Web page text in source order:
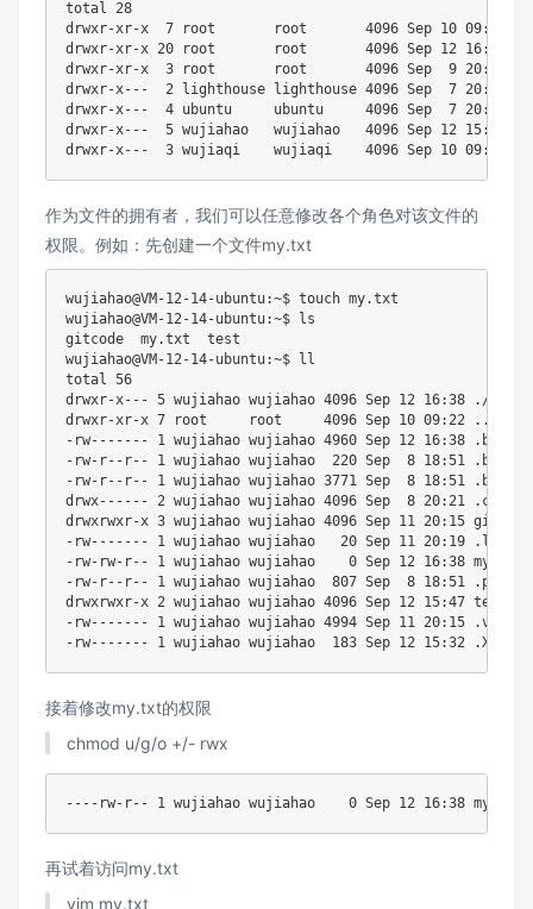
total 28
drwxr-xr-x  7 root       root       4096 Sep 10 09:22 ./
drwxr-xr-x 20 root       root       4096 Sep 12 16:31
drwxr-xr-x  3 root       root       4096 Sep  9 20:33
drwxr-x---  2 lighthouse lighthouse 4096 Sep  7 20:53
drwxr-x---  4 ubuntu     ubuntu     4096 Sep  7 20:53
drwxr-x---  5 wujiahao   wujiahao   4096 Sep 12 15:47
作为文件的拥有者，我们可以任意修改各个角色对该文件的
权限。例如：先创建一个文件my.txt
wujiahao@VM-12-14-ubuntu:~$ touch my.txt
wujiahao@VM-12-14-ubuntu:~$ ls
gitcode  my.txt  test
wujiahao@VM-12-14-ubuntu:~$ ll
total 56
drwxr-x--- 5 wujiahao wujiahao 4096 Sep 12 16:38 ./
drwxr-xr-x 7 root     root     4096 Sep 10 09:22 ../
-rw------- 1 wujiahao wujiahao 4960 Sep 12 16:38
-rw-r--r-- 1 wujiahao wujiahao  220 Sep  8 18:51
-rw-r--r-- 1 wujiahao wujiahao 3771 Sep  8 18:51 .bashrc
drwx------ 2 wujiahao wujiahao 4096 Sep  8 20:21 .cache/
drwxrwxr-x 3 wujiahao wujiahao 4096 Sep 11 20:15
-rw------- 1 wujiahao wujiahao   20 Sep 11 20:19
-rw-rw-r-- 1 wujiahao wujiahao    0 Sep 12 16:38 my.txt
-rw-r--r-- 1 wujiahao wujiahao  807 Sep  8 18:51
drwxrwxr-x 2 wujiahao wujiahao 4096 Sep 12 15:47 test/
-rw------- 1 wujiahao wujiahao 4994 Sep 11 20:15
接着修改my.txt的权限
chmod u/g/o +/- rwx
再试着访问my.txt
vim my.txt